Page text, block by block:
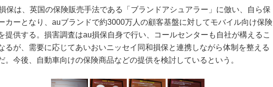
保は、英国の保険販売手法である「ブランドアシュアラー」に倣い、自ら保
カーとなり、auブランドで約3000万人の顧客基盤に対してモバイル向け保険
提供する。損害調査はau損保自身で行い、コールセンターも自社が構えるこ
るが、需要に応じてあいおいニッセイ同和損保と連携しながら体制を整える
。今後、自動車向けの保険商品などの提供を検討しているという。